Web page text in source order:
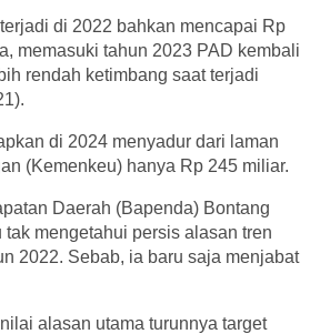
di 2022 bahkan mencapai Rp
memasuki tahun 2023 PAD kembali
rendah ketimbang saat terjadi
di 2024 menyadur dari laman
(Kemenkeu) hanya Rp 245 miliar.
Daerah (Bapenda) Bontang
mengetahui persis alasan tren
2022. Sebab, ia baru saja menjabat
alasan utama turunnya target